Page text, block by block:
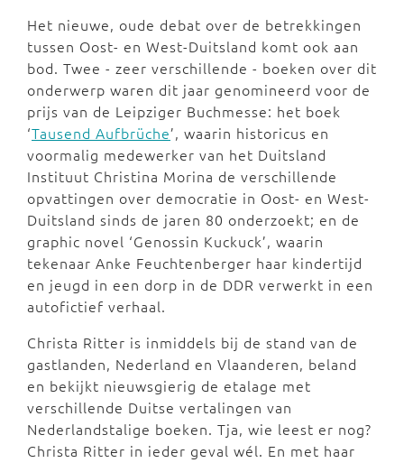
Het nieuwe, oude debat over de betrekkingen
tussen Oost- en West-Duitsland komt ook aan
bod. Twee - zeer verschillende - boeken over dit
onderwerp waren dit jaar genomineerd voor de
prijs van de Leipziger Buchmesse: het boek
‘Tausend Aufbrüche’, waarin historicus en
voormalig medewerker van het Duitsland
Instituut Christina Morina de verschillende
opvattingen over democratie in Oost- en West-
Duitsland sinds de jaren 80 onderzoekt; en de
graphic novel ‘Genossin Kuckuck’, waarin
tekenaar Anke Feuchtenberger haar kindertijd
en jeugd in een dorp in de DDR verwerkt in een
autofictief verhaal.
Christa Ritter is inmiddels bij de stand van de
gastlanden, Nederland en Vlaanderen, beland
en bekijkt nieuwsgierig de etalage met
verschillende Duitse vertalingen van
Nederlandstalige boeken. Tja, wie leest er nog?
Christa Ritter in ieder geval wél. En met haar